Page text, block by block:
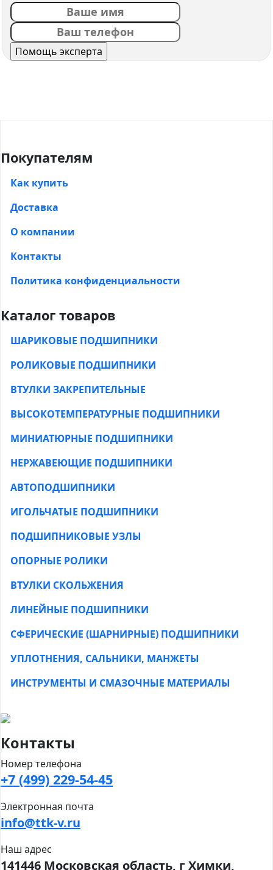
Покупателям
Как купить
Доставка
О компании
Контакты
Политика конфиденциальности
Каталог товаров
ШАРИКОВЫЕ ПОДШИПНИКИ
РОЛИКОВЫЕ ПОДШИПНИКИ
ВТУЛКИ ЗАКРЕПИТЕЛЬНЫЕ
ВЫСОКОТЕМПЕРАТУРНЫЕ ПОДШИПНИКИ
МИНИАТЮРНЫЕ ПОДШИПНИКИ
НЕРЖАВЕЮЩИЕ ПОДШИПНИКИ
АВТОПОДШИПНИКИ
ИГОЛЬЧАТЫЕ ПОДШИПНИКИ
ПОДШИПНИКОВЫЕ УЗЛЫ
ОПОРНЫЕ РОЛИКИ
ВТУЛКИ СКОЛЬЖЕНИЯ
ЛИНЕЙНЫЕ ПОДШИПНИКИ
СФЕРИЧЕСКИЕ (ШАРНИРНЫЕ) ПОДШИПНИКИ
УПЛОТНЕНИЯ, САЛЬНИКИ, МАНЖЕТЫ
ИНСТРУМЕНТЫ И СМАЗОЧНЫЕ МАТЕРИАЛЫ
Контакты
Номер телефона
+7 (499) 229-54-45
Электронная почта
info@ttk-v.ru
Наш адрес
141446 Московская область, г Химки,